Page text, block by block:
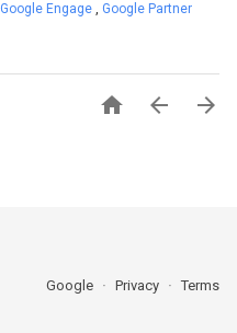
Google Engage , Google Partner
  
Google Privacy Terms